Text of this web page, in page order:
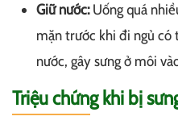
Giữ nước:Uống quá
mặn trước khi đi ngủ có
nước, gây sưng ở môi
Triệu chứng khi bị